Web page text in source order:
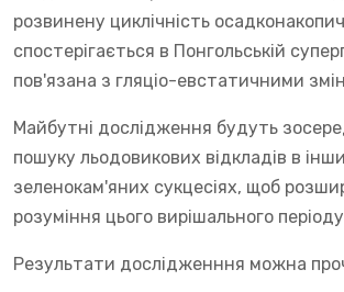
розвинену циклічність
спостерігається в Понгольській
пов'язана з гляціо-евстатичними
Майбутні дослідження будуть
пошуку льодовикових відкладів в
зеленокам'яних сукцесіях, щоб
розуміння цього вирішального періоду
Результати дослідженння можна